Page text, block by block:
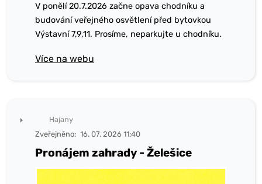
V ponělí 20.7.2026 začne opava chodníku a
budování veřejného osvětlení před bytovkou
Výstavní 7,9,11. Prosíme, neparkujte u chodníku.
Více na webu
Hajany
Zveřejněno: 16. 07. 2026 11:40
Pronájem zahrady - Želešice